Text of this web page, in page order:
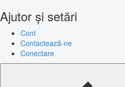
Ajutor și setări
Cont
Contactează-ne
Conectare